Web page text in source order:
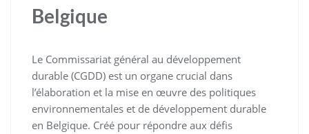
Belgique
Le Commissariat général au développement
durable (CGDD) est un organe crucial dans
l’élaboration et la mise en œuvre des politiques
environnementales et de développement durable
en Belgique. Créé pour répondre aux défis